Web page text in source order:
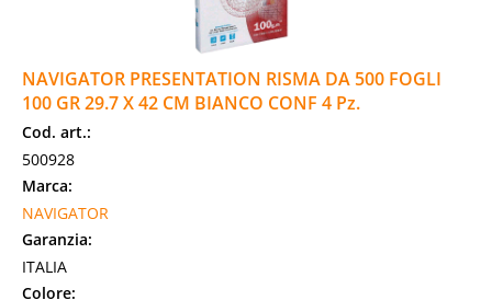
NAVIGATOR PRESENTATION RISMA DA 500 FOGLI
100 GR 29.7 X 42 CM BIANCO CONF 4 Pz.
Cod. art.:
500928
Marca:
NAVIGATOR
Garanzia:
ITALIA
Colore: